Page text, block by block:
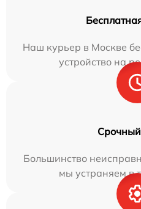
Наш курьер в Москве
устройство на
Большинство
мы устраняем в